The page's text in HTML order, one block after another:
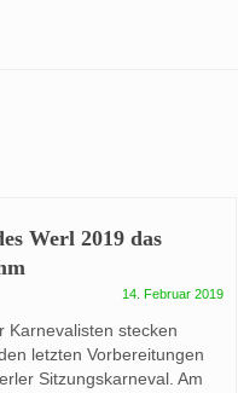
Werl 2019 das
14. Februar 2019
Karnevalisten stecken
letzten Vorbereitungen
Sitzungskarneval. Am